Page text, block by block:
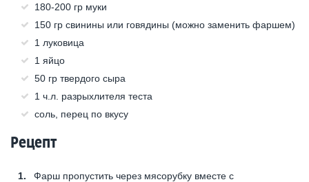
180-200 гр муки
150 гр свинины или говядины (можно заменить фаршем)
1 луковица
1 яйцо
50 гр твердого сыра
1 ч.л. разрыхлителя теста
соль, перец по вкусу
Рецепт
Фарш пропустить через мясорубку вместе с